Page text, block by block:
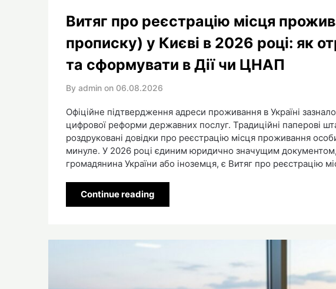
Витяг про реєстрацію місця
прописку) у Києві в 2026 році: як
та сформувати в Дії чи ЦНАП
By admin on 06.08.2026
Офіційне підтвердження адреси проживання в Україні
цифрової реформи державних послуг. Традиційні паперові
роздруковані довідки про реєстрацію місця проживання
минуле. У 2026 році єдиним юридично значущим
громадянина України або іноземця, є Витяг про реєстрацію
Continue reading